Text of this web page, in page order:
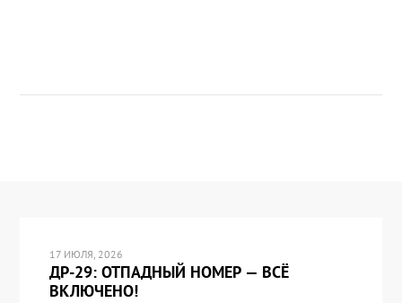
17 ИЮЛЯ, 2026
ДР-29: ОТПАДНЫЙ НОМЕР — ВСЁ
ВКЛЮЧЕНО!